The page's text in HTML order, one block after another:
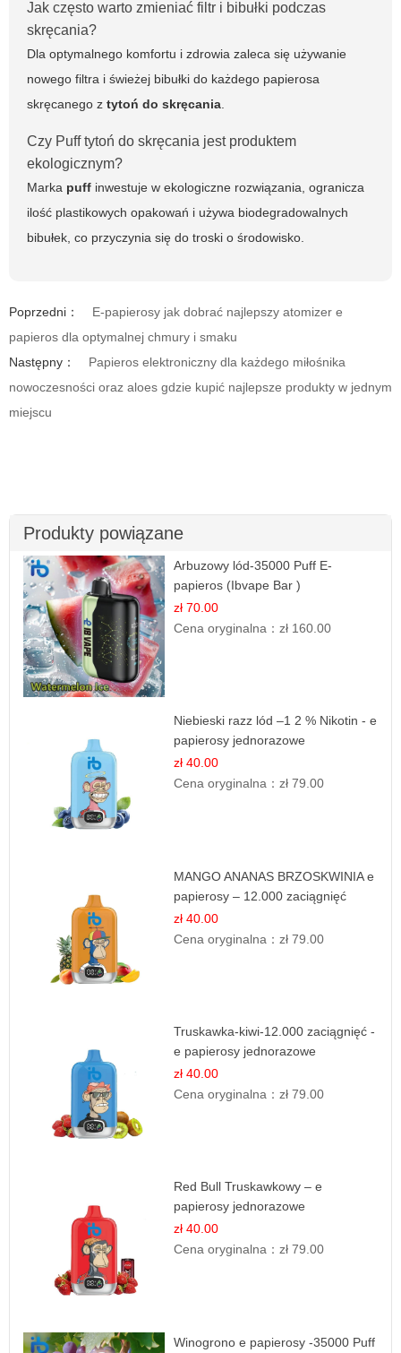
Jak często warto zmieniać filtr i bibułki podczas
skręcania?
Dla optymalnego komfortu i zdrowia zaleca się używanie
nowego filtra i świeżej bibułki do każdego papierosa
skręcanego z tytoń do skręcania
Czy Puff tytoń do skręcania jest produktem
ekologicznym?
Marka puff inwestuje w ekologiczne rozwiązania, ogranicza
ilość plastikowych opakowań i używa biodegradowalnych
bibułek, co przyczynia się do troski o środowisko.
Poprzedni：
E-papierosy jak dobrać najlepszy atomizer e
papieros dla optymalnej chmury i smaku
Następny：
Papieros elektroniczny dla każdego miłośnika
nowoczesności oraz aloes gdzie kupić najlepsze produkty w jednym
miejscu
Produkty powiązane
Arbuzowy lód-35000 Puff E-
papieros (Ibvape Bar )
zł 70.00
Cena oryginalna：zł 160.00
Niebieski razz lód –1 2 % Nikotin - e
papierosy jednorazowe
zł 40.00
Cena oryginalna：zł 79.00
MANGO ANANAS BRZOSKWINIA e
papierosy – 12.000 zaciągnięć
zł 40.00
Cena oryginalna：zł 79.00
Truskawka-kiwi-12.000 zaciągnięć -
e papierosy jednorazowe
zł 40.00
Cena oryginalna：zł 79.00
Red Bull Truskawkowy – e
papierosy jednorazowe
zł 40.00
Cena oryginalna：zł 79.00
Winogrono e papierosy -35000 Puff